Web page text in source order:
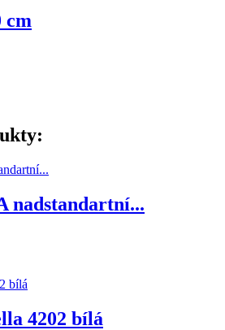
cm
nadstandartní...
4202 bílá